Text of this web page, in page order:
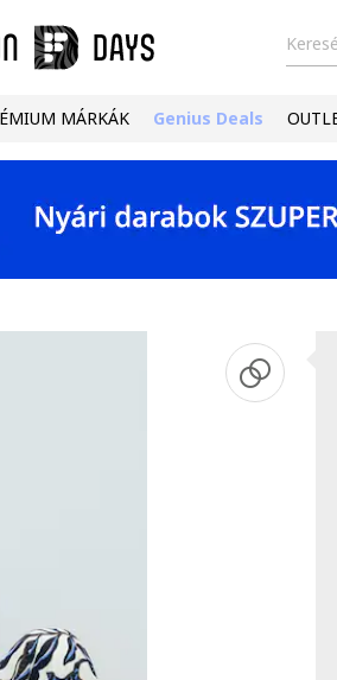
MÁRKÁK Genius Deals